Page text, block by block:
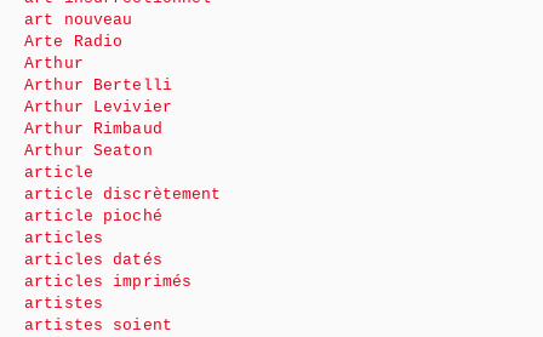
art nouveau
Arte Radio
Arthur
Arthur Bertelli
Arthur Levivier
Arthur Rimbaud
Arthur Seaton
article
article discrètement
article pioché
articles
articles datés
articles imprimés
artistes
artistes soient